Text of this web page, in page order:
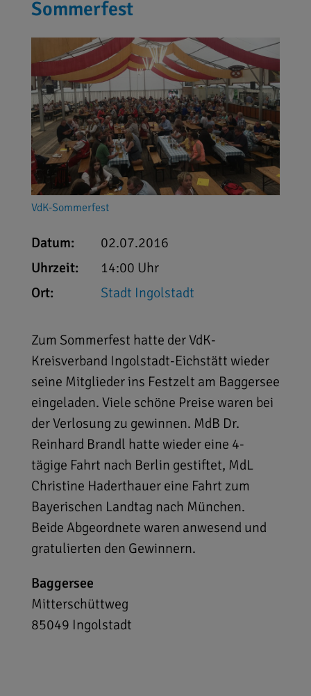
Sommerfest
VdK-Sommerfest
Datum:
02.07.2016
Uhrzeit:
14:00 Uhr
Ort:
Stadt Ingolstadt
Zum Sommerfest hatte der VdK-
Kreisverband Ingolstadt-Eichstätt wieder
seine Mitglieder ins Festzelt am Baggersee
eingeladen. Viele schöne Preise waren bei
der Verlosung zu gewinnen. MdB Dr.
Reinhard Brandl hatte wieder eine 4-
tägige Fahrt nach Berlin gestiftet, MdL
Christine Haderthauer eine Fahrt zum
Bayerischen Landtag nach München.
Beide Abgeordnete waren anwesend und
gratulierten den Gewinnern.
Baggersee
Mitterschüttweg
85049 Ingolstadt